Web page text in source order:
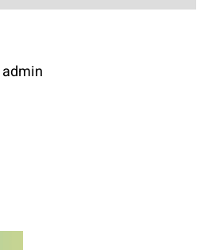
admin